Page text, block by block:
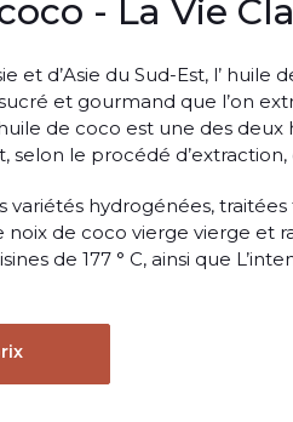
- La Vie
et d’Asie du Sud-Est, l’
et gourmand que l’on
de coco est une des
selon le procédé d’extraction,
variétés hydrogénées,
de coco vierge vierge et
de 177 ° C, ainsi que